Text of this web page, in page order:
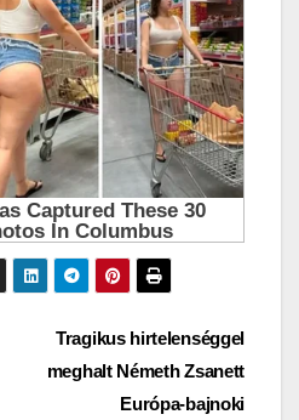
Tragikus hirtelenséggel
meghalt Németh Zsanett
Európa-bajnoki